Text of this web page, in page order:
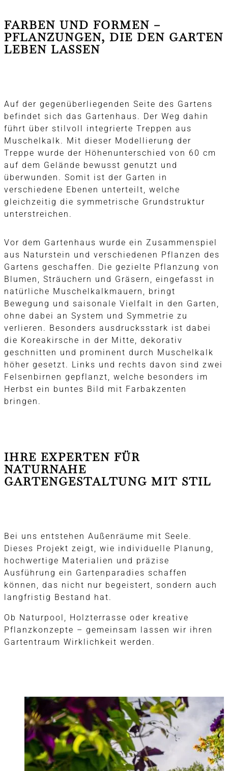
FARBEN UND FORMEN –
PFLANZUNGEN, DIE DEN GARTEN
LEBEN LASSEN
Auf der gegenüberliegenden Seite des Gartens
befindet sich das Gartenhaus. Der Weg dahin
führt über stilvoll integrierte Treppen aus
Muschelkalk. Mit dieser Modellierung der
Treppe wurde der Höhenunterschied von 60 cm
auf dem Gelände bewusst genutzt und
überwunden. Somit ist der Garten in
verschiedene Ebenen unterteilt, welche
gleichzeitig die symmetrische Grundstruktur
unterstreichen.
Vor dem Gartenhaus wurde ein Zusammenspiel
aus Naturstein und verschiedenen Pflanzen des
Gartens geschaffen. Die gezielte Pflanzung von
Blumen, Sträuchern und Gräsern, eingefasst in
natürliche Muschelkalkmauern, bringt
Bewegung und saisonale Vielfalt in den Garten,
ohne dabei an System und Symmetrie zu
verlieren. Besonders ausdrucksstark ist dabei
die Koreakirsche in der Mitte, dekorativ
geschnitten und prominent durch Muschelkalk
höher gesetzt. Links und rechts davon sind zwei
Felsenbirnen gepflanzt, welche besonders im
Herbst ein buntes Bild mit Farbakzenten
bringen.
IHRE EXPERTEN FÜR
NATURNAHE
GARTENGESTALTUNG MIT STIL
Bei uns entstehen Außenräume mit Seele.
Dieses Projekt zeigt, wie individuelle Planung,
hochwertige Materialien und präzise
Ausführung ein Gartenparadies schaffen
können, das nicht nur begeistert, sondern auch
langfristig Bestand hat.
Ob Naturpool, Holzterrasse oder kreative
Pflanzkonzepte – gemeinsam lassen wir ihren
Gartentraum Wirklichkeit werden.